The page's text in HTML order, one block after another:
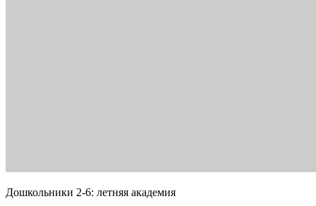
Дошкольники 2-6: летняя академия